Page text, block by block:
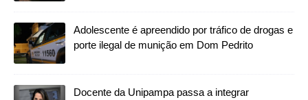
Adolescente é apreendido por tráfico de drogas e
porte ilegal de munição em Dom Pedrito
Docente da Unipampa passa a integrar